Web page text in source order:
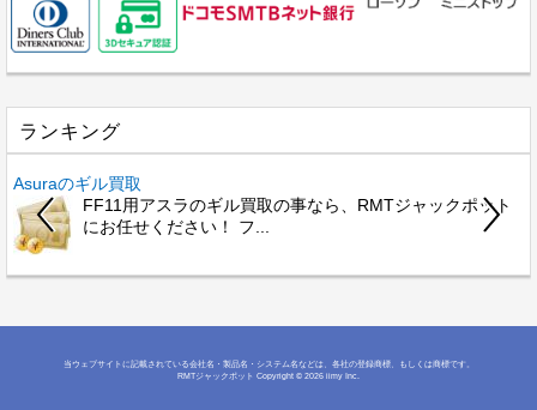
ランキング
Asuraのギル買取
FF11用アスラのギル買取の事なら、RMTジャックポット
にお任せください！ フ...
当ウェブサイトに記載されている会社名・製品名・システム名などは、各社の登録商標、もしくは商標です。
RMTジャックポット Copyright © 2026 iimy Inc.